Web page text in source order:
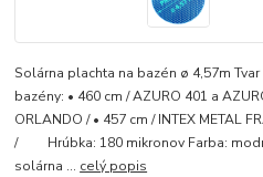
Solárna plachta na bazén ø 4,57m
bazény: • 460 cm / AZURO 401 a
ORLANDO / • 457 cm / INTEX METAL
/ Hrúbka: 180 mikronov Farba:
solárna ... celý popis